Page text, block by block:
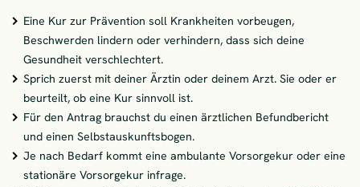
Eine Kur zur Prävention soll Krankheiten vorbeugen,
Beschwerden lindern oder verhindern, dass sich deine
Gesundheit verschlechtert.
Sprich zuerst mit deiner Ärztin oder deinem Arzt. Sie oder er
beurteilt, ob eine Kur sinnvoll ist.
Für den Antrag brauchst du einen ärztlichen Befundbericht
und einen Selbstauskunftsbogen.
Je nach Bedarf kommt eine ambulante Vorsorgekur oder eine
stationäre Vorsorgekur infrage.